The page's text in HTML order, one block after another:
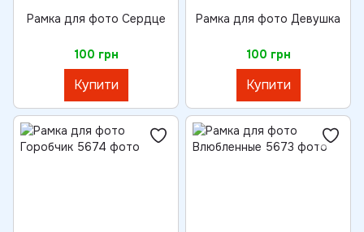
Рамка для фото Сердце
100 грн
Купити
Рамка для фото Девушка
100 грн
Купити